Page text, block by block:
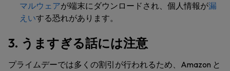
マルウェアが端末にダウンロードされ、個人情報が漏
えいする恐れがあります。
3. うますぎる話には注意
プライムデーでは多くの割引が行われるため、Amazon と